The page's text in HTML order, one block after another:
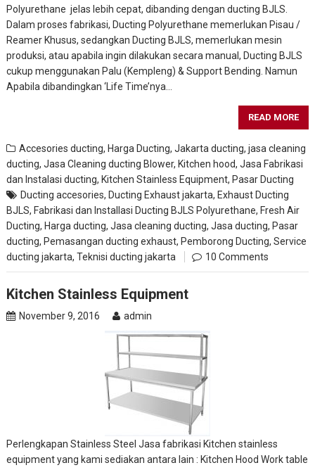
Polyurethane jelas lebih cepat, dibanding dengan ducting BJLS.
Dalam proses fabrikasi, Ducting Polyurethane memerlukan Pisau /
Reamer Khusus, sedangkan Ducting BJLS, memerlukan mesin
produksi, atau apabila ingin dilakukan secara manual, Ducting BJLS
cukup menggunakan Palu (Kempleng) & Support Bending. Namun
Apabila dibandingkan ‘Life Time’nya…
READ MORE
Accesories ducting,Harga Ducting,Jakarta ducting,jasa cleaning
ducting,Jasa Cleaning ducting Blower, Kitchen hood,Jasa Fabrikasi
dan Instalasi ducting,Kitchen Stainless Equipment,Pasar Ducting
Ducting accesories,Ducting Exhaust jakarta,Exhaust Ducting
BJLS,Fabrikasi dan Installasi Ducting BJLS Polyurethane,Fresh Air
Ducting,Harga ducting,Jasa cleaning ducting,Jasa ducting,Pasar
ducting,Pemasangan ducting exhaust,Pemborong Ducting,Service
ducting jakarta,Teknisi ducting jakarta 10 Comments
Kitchen Stainless Equipment
November 9, 2016 admin
Perlengkapan Stainless Steel Jasa fabrikasi Kitchen stainless
equipment yang kami sediakan antara lain : Kitchen Hood Work table